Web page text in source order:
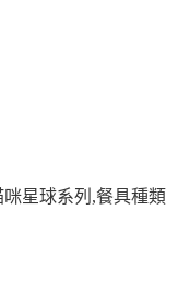
星球系列 ,餐具種類